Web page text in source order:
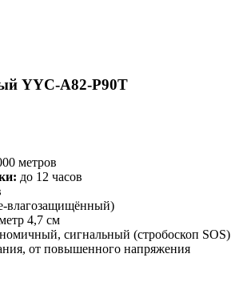
YYC-A82-P90T
метров
до 12 часов
влагозащищённый)
4,7 см
сигнальный (стробоскоп SOS)
от повышенного напряжения